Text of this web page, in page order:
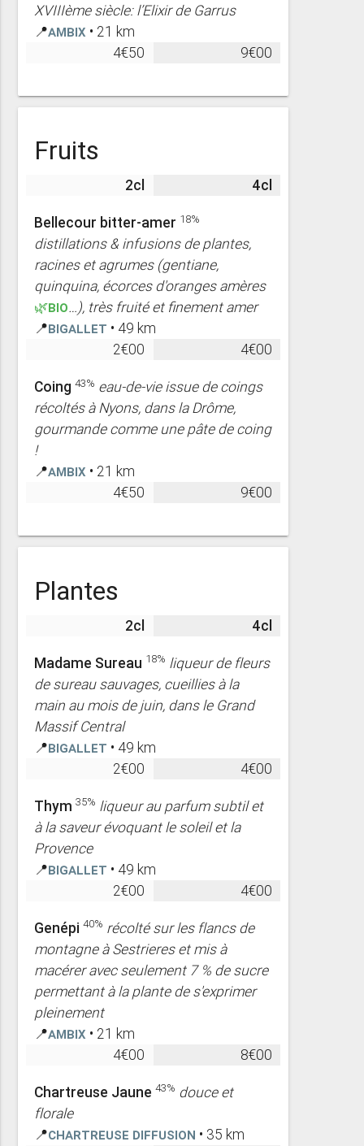
XVIIIème siècle: l’Elixir de Garrus
📍Ambix • 21 km
4€50
9€00
Fruits
2cl 4cl
Bellecour bitter-amer 18%
distillations & infusions de plantes,
racines et agrumes (gentiane,
quinquina, écorces d'oranges amères
🌿BIO…), très fruité et finement amer
📍Bigallet • 49 km
2€00
4€00
Coing 43% eau-de-vie issue de coings
récoltés à Nyons, dans la Drôme,
gourmande comme une pâte de coing
!
📍Ambix • 21 km
4€50
9€00
Plantes
2cl 4cl
Madame Sureau 18% liqueur de fleurs
de sureau sauvages, cueillies à la
main au mois de juin, dans le Grand
Massif Central
📍Bigallet • 49 km
2€00
4€00
Thym 35% liqueur au parfum subtil et
à la saveur évoquant le soleil et la
Provence
📍Bigallet • 49 km
2€00
4€00
Genépi 40% récolté sur les flancs de
montagne à Sestrieres et mis à
macérer avec seulement 7 % de sucre
permettant à la plante de s'exprimer
pleinement
📍Ambix • 21 km
4€00
8€00
Chartreuse Jaune 43% douce et
florale
📍Chartreuse diffusion • 35 km